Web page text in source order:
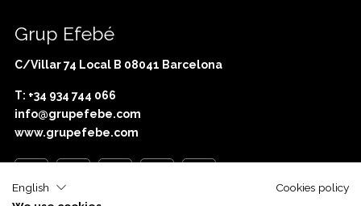
Grup Efebé
C/Villar 74 Local B 08041 Barcelona
T: +34 934 744 066
info@grupefebe.com
www.grupefebe.com
English
Cookies policy